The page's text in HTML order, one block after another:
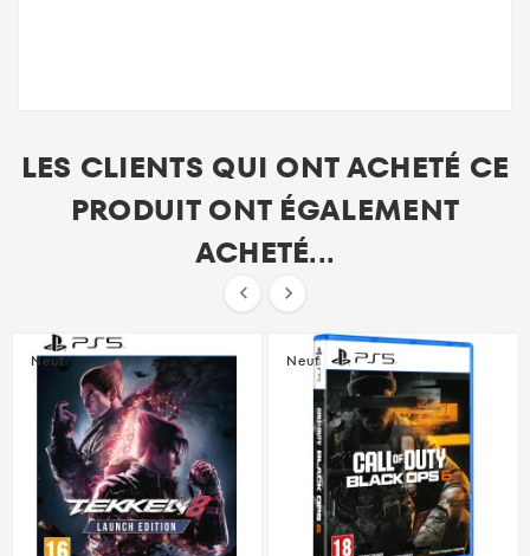
LES CLIENTS QUI ONT ACHETÉ CE
PRODUIT ONT ÉGALEMENT
ACHETÉ...
 
Neuf Neuf